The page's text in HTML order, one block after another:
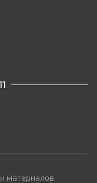
материалов